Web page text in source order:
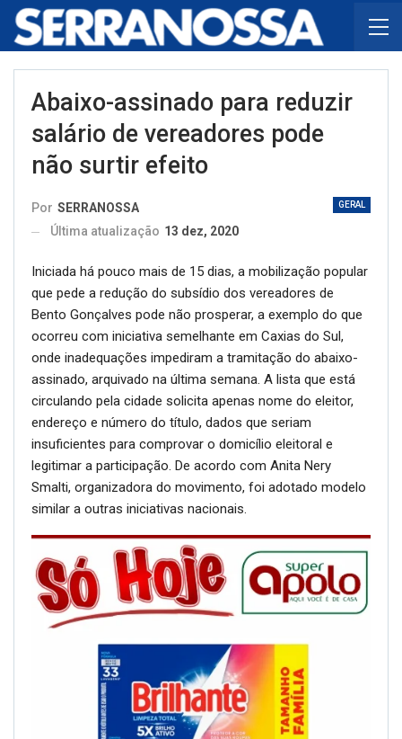
Abaixo-assinado para reduzir
salário de vereadores pode
não surtir efeito
GERAL
Por SERRANOSSA
Última atualização 13 dez, 2020
Iniciada há pouco mais de 15 dias, a mobilização popular
que pede a redução do subsídio dos vereadores de
Bento Gonçalves pode não prosperar, a exemplo do que
ocorreu com iniciativa semelhante em Caxias do Sul,
onde inadequações impediram a tramitação do abaixo-
assinado, arquivado na última semana. A lista que está
circulando pela cidade solicita apenas nome do eleitor,
endereço e número do título, dados que seriam
insuficientes para comprovar o domicílio eleitoral e
legitimar a participação. De acordo com Anita Nery
Smalti, organizadora do movimento, foi adotado modelo
similar a outras iniciativas nacionais.